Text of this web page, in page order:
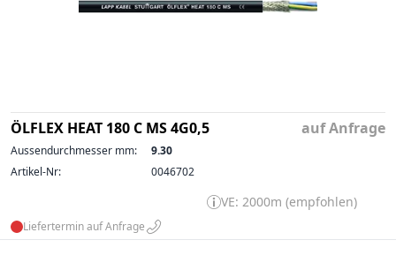
ÖLFLEX HEAT 180 C MS 4G0,5 auf Anfrage
Aussendurchmesser mm:
9.30
Artikel-Nr:
0046702
VE: 2000m (empfohlen)
Liefertermin auf Anfrage